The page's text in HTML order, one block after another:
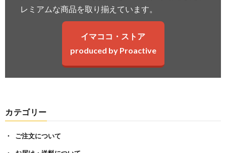
レミアムな商品を取り揃えています。
イマココ・ストア
produced by Proactive
カテゴリー
ご注文について